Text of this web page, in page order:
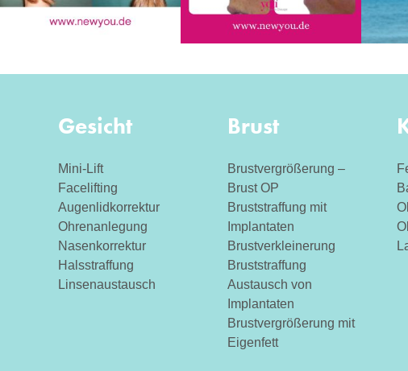
Gesicht
Mini-Lift
Facelifting
Augenlidkorrektur
Ohrenanlegung
Nasenkorrektur
Halsstraffung
Linsenaustausch
Brust
Brustvergrößerung –
Brust OP
Bruststraffung mit
Implantaten
Brustverkleinerung
Bruststraffung
Austausch von
Implantaten
Brustvergrößerung mit
Eigenfett